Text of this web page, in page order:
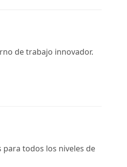
de trabajo innovador.
todos los niveles de